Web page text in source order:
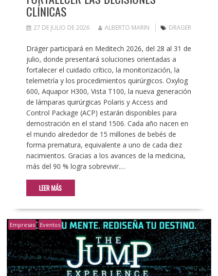
CLÍNICAS
27 DE JULIO DE 2026 ALBERTO MARIN DRÄGER
Dräger participará en Meditech 2026, del 28 al 31 de
julio, donde presentará soluciones orientadas a
fortalecer el cuidado crítico, la monitorización, la
telemetría y los procedimientos quirúrgicos. Oxylog
600, Aquapor H300, Vista T100, la nueva generación
de lámparas quirúrgicas Polaris y Access and
Control Package (ACP) estarán disponibles para
demostración en el stand 1506. Cada año nacen en
el mundo alrededor de 15 millones de bebés de
forma prematura, equivalente a uno de cada diez
nacimientos. Gracias a los avances de la medicina,
más del 90 % logra sobrevivir.…
LEER MÁS
Empresas Eventos